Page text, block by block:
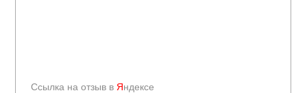
Ссылка на отзыв в Яндексе